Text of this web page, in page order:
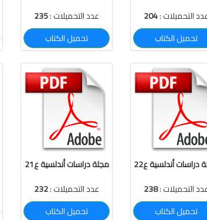
عدد التحميلات :235
تحميل الكتاب
التحميلات :204
تحميل الكتاب
مجلة دراسات أندلسية ع21
عدد التحميلات :232
تحميل الكتاب
دراسات أندلسية ع22
التحميلات :238
تحميل الكتاب